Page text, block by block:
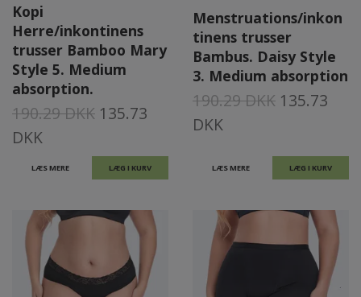
Kopi
Herre/inkontinens
trusser Bamboo Mary
Style 5. Medium
absorption.
190.29 DKK 135.73
DKK
LÆS MERE LÆG I KURV
Menstruations/inkon
tinens trusser
Bambus. Daisy Style
3. Medium absorption
190.29 DKK 135.73
DKK
LÆS MERE LÆG I KURV